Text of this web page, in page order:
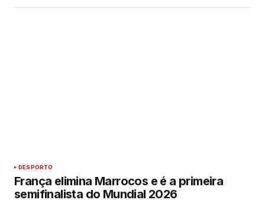
DESPORTO
França elimina Marrocos e é a primeira
semifinalista do Mundial 2026